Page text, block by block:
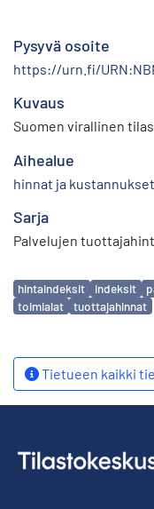
Pysyvä osoite
https://urn.fi/
Kuvaus
Suomen virallinen
Aihealue
hinnat ja kustannukset
Sarja
Palvelujen
Avainsanat
hintaindeksit indeksit
toimialat
tuottajahinnat
Tietueen kaikki